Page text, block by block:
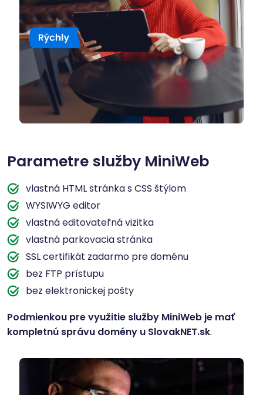
Parametre služby MiniWeb
vlastná HTML stránka s CSS štýlom
WYSIWYG editor
vlastná editovateľná vizitka
vlastná parkovacia stránka
SSL certifikát zadarmo pre doménu
bez FTP prístupu
bez elektronickej pošty
Podmienkou pre využitie služby MiniWeb je mať
kompletnú správu domény u SlovakNET.sk.